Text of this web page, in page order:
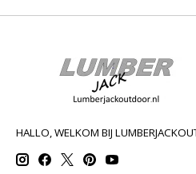
HALLO, WELKOM BIJ